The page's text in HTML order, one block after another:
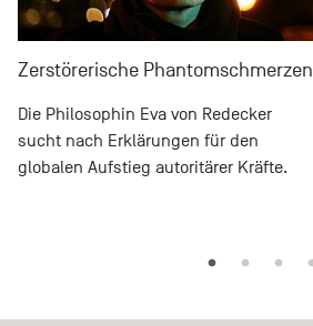
Zerstörerische Phantomschmerzen
Die Philosophin Eva von Redecker
sucht nach Erklärungen für den
globalen Aufstieg autoritärer Kräfte.